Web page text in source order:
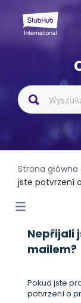
Strona główna
jste potvrzení
Nepřijali
mailem?
Pokud jste
potvrzení o